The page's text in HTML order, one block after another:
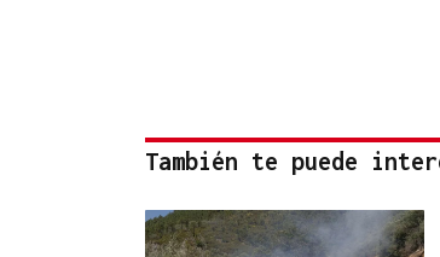
También te puede